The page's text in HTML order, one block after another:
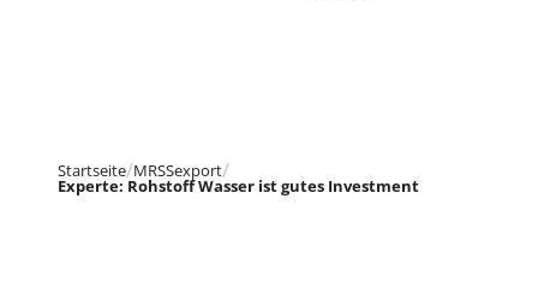
Startseite MRSSexport
Experte: Rohstoff Wasser ist gutes Investment